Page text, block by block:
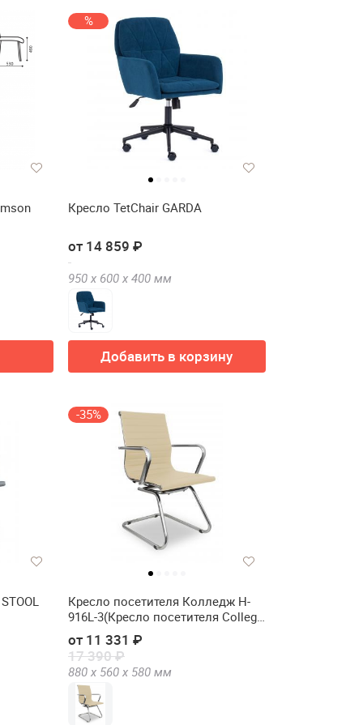
%
Кресло TetChair GARDA
от 14 859 ₽
950 х 600 х 400 мм
Добавить в корзину
-35%
Кресло посетителя Колледж H-
916L-3(Кресло посетителя College
H-916L-3)
от 11 331 ₽
17 390 ₽
880 х 560 х 580 мм